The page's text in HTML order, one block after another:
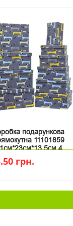
подарункова
11101859
4
грн.